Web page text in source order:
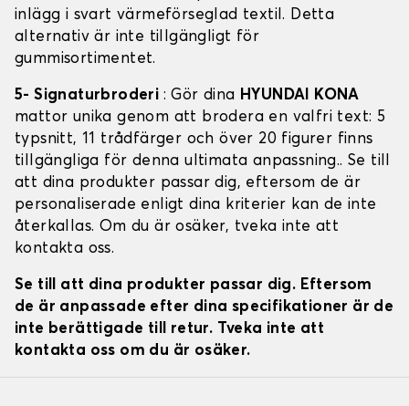
inlägg i svart värmeförseglad textil. Detta
alternativ är inte tillgängligt för
gummisortimentet.
5- Signaturbroderi : Gör dina HYUNDAI KONA
mattor unika genom att brodera en valfri text: 5
typsnitt, 11 trådfärger och över 20 figurer finns
tillgängliga för denna ultimata anpassning.. Se till
att dina produkter passar dig, eftersom de är
personaliserade enligt dina kriterier kan de inte
återkallas. Om du är osäker, tveka inte att
kontakta oss.
Se till att dina produkter passar dig. Eftersom
de är anpassade efter dina specifikationer är de
inte berättigade till retur. Tveka inte att
kontakta oss om du är osäker.